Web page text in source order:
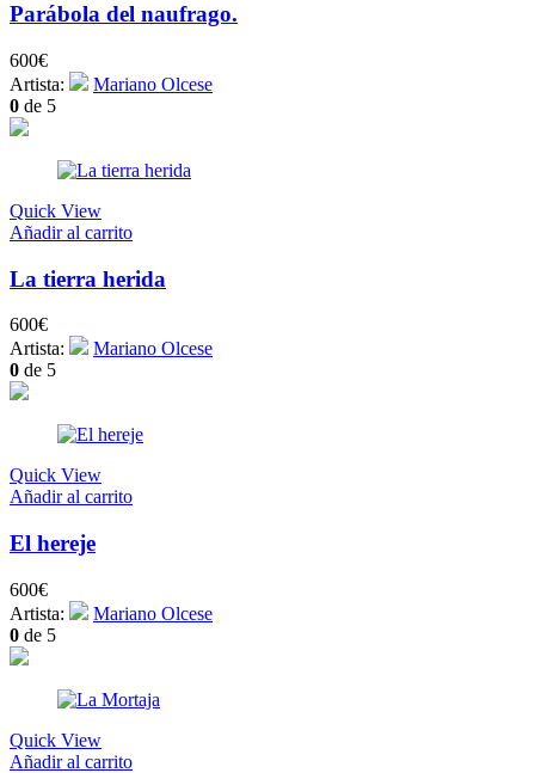
Parábola del naufrago.
600€
Artista:
Mariano Olcese
0 de 5
Quick View
Añadir al carrito
La tierra herida
600€
Artista:
Mariano Olcese
0 de 5
Quick View
Añadir al carrito
El hereje
600€
Artista:
Mariano Olcese
0 de 5
Quick View
Añadir al carrito